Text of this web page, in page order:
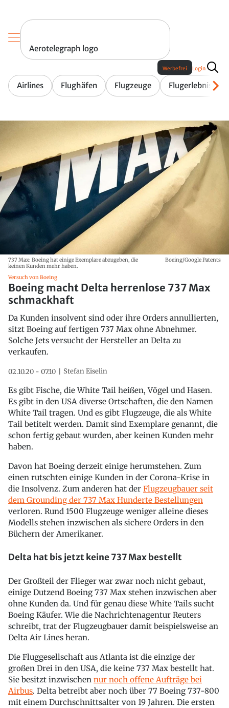
Aerotelegraph logo
Airlines Flughäfen Flugzeuge Flugerlebnis
Werbefrei Login
737 Max: Boeing hat einige Exemplare abzugeben, die
keinen Kunden mehr haben.
Boeing/Google Patents
Versuch von Boeing
Boeing macht Delta herrenlose 737 Max
schmackhaft
Da Kunden insolvent sind oder ihre Orders annullierten,
sitzt Boeing auf fertigen 737 Max ohne Abnehmer.
Solche Jets versucht der Hersteller an Delta zu
verkaufen.
02.10.20 - 07:10 Stefan Eiselin
Es gibt Fische, die White Tail heißen, Vögel und Hasen.
Es gibt in den USA diverse Ortschaften, die den Namen
White Tail tragen. Und es gibt Flugzeuge, die als White
Tail betitelt werden. Damit sind Exemplare genannt, die
schon fertig gebaut wurden, aber keinen Kunden mehr
haben.
Davon hat Boeing derzeit einige herumstehen. Zum
einen rutschten einige Kunden in der Corona-Krise in
die Insolvenz. Zum anderen hat der Flugzeugbauer seit
dem Grounding der 737 Max Hunderte Bestellungen
verloren. Rund 1500 Flugzeuge weniger alleine dieses
Modells stehen inzwischen als sichere Orders in den
Büchern der Amerikaner.
Delta hat bis jetzt keine 737 Max bestellt
Der Großteil der Flieger war zwar noch nicht gebaut,
einige Dutzend Boeing 737 Max stehen inzwischen aber
ohne Kunden da. Und für genau diese White Tails sucht
Boeing Käufer. Wie die Nachrichtenagentur Reuters
schreibt, trat der Flugzeugbauer damit beispielsweise an
Delta Air Lines heran.
Die Fluggesellschaft aus Atlanta ist die einzige der
großen Drei in den USA, die keine 737 Max bestellt hat.
Sie besitzt inzwischen nur noch offene Aufträge bei
Airbus. Delta betreibt aber noch über 77 Boeing 737-800
mit einem Durchschnittsalter von 19 Jahren. Die ersten